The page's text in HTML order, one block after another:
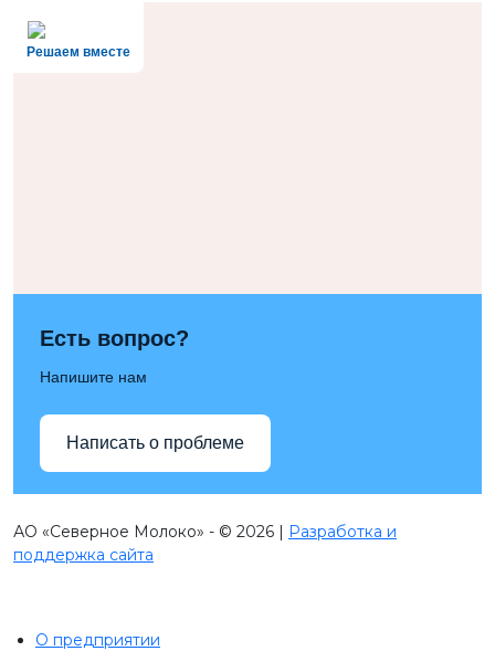
Решаем вместе
Есть вопрос?
Напишите нам
Написать о проблеме
АО «Северное Молоко» - © 2026 | Разработка и
поддержка сайта
О предприятии